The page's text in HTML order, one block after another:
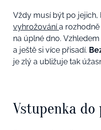
Vždy musí být po jejich,
vyhrožovánía
na úplné dno.
a ještě si více přisadí.
je zlý a ubližuje tak
Vstupenka do